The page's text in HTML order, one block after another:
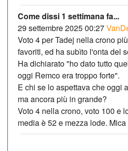
Come dissi 1 settimana fa...
29 settembre 2025 00:27
Voto 4 per Tadej nella crono
favoriti, ed ha subìto l'onta del
Ha dichiarato "ho dato tutto
oggi Remco era troppo forte".
E chi se lo aspettava che oggi
ma ancora più in grande?
Voto 4 nella crono, voto 100 e
media è 52 e mezza lode. Mica